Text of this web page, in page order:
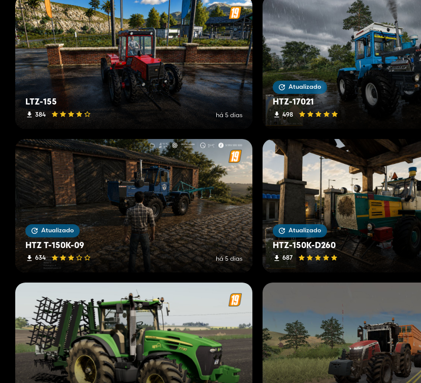
LTZ-155
384 há 5 dias
Atualizado
HTZ-17021
498
Atualizado
HTZ T-150K-09
634 há 5 dias
Atualizado
HTZ-150K-D260
687